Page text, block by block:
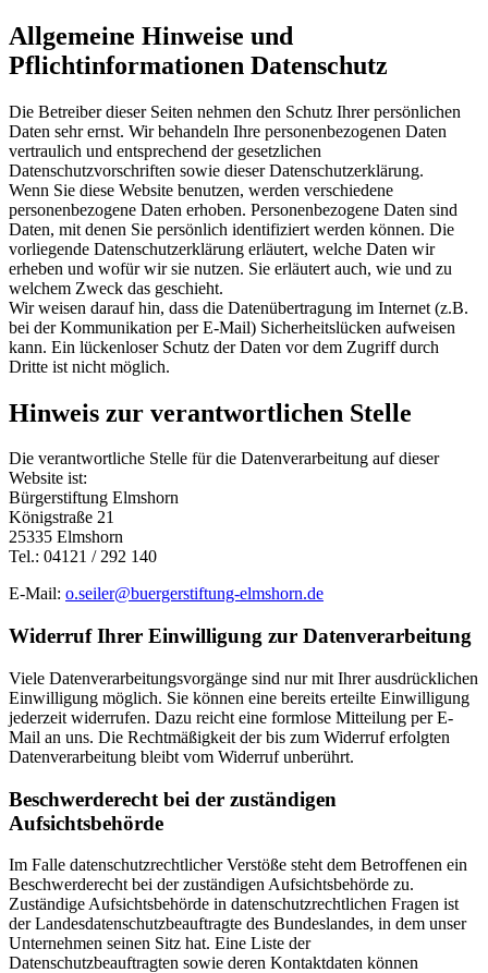
Allgemeine Hinweise und
Pflichtinformationen Datenschutz
Die Betreiber dieser Seiten nehmen den Schutz Ihrer persönlichen
Daten sehr ernst. Wir behandeln Ihre personenbezogenen Daten
vertraulich und entsprechend der gesetzlichen
Datenschutzvorschriften sowie dieser Datenschutzerklärung.
Wenn Sie diese Website benutzen, werden verschiedene
personenbezogene Daten erhoben. Personenbezogene Daten sind
Daten, mit denen Sie persönlich identifiziert werden können. Die
vorliegende Datenschutzerklärung erläutert, welche Daten wir
erheben und wofür wir sie nutzen. Sie erläutert auch, wie und zu
welchem Zweck das geschieht.
Wir weisen darauf hin, dass die Datenübertragung im Internet (z.B.
bei der Kommunikation per E-Mail) Sicherheitslücken aufweisen
kann. Ein lückenloser Schutz der Daten vor dem Zugriff durch
Dritte ist nicht möglich.
Hinweis zur verantwortlichen Stelle
Die verantwortliche Stelle für die Datenverarbeitung auf dieser
Website ist:
Bürgerstiftung Elmshorn
Königstraße 21
25335 Elmshorn
Tel.: 04121 / 292 140
E-Mail: o.seiler@buergerstiftung-elmshorn.de
Widerruf Ihrer Einwilligung zur Datenverarbeitung
Viele Datenverarbeitungsvorgänge sind nur mit Ihrer ausdrücklichen
Einwilligung möglich. Sie können eine bereits erteilte Einwilligung
jederzeit widerrufen. Dazu reicht eine formlose Mitteilung per E-
Mail an uns. Die Rechtmäßigkeit der bis zum Widerruf erfolgten
Datenverarbeitung bleibt vom Widerruf unberührt.
Beschwerderecht bei der zuständigen
Aufsichtsbehörde
Im Falle datenschutzrechtlicher Verstöße steht dem Betroffenen ein
Beschwerderecht bei der zuständigen Aufsichtsbehörde zu.
Zuständige Aufsichtsbehörde in datenschutzrechtlichen Fragen ist
der Landesdatenschutzbeauftragte des Bundeslandes, in dem unser
Unternehmen seinen Sitz hat. Eine Liste der
Datenschutzbeauftragten sowie deren Kontaktdaten können